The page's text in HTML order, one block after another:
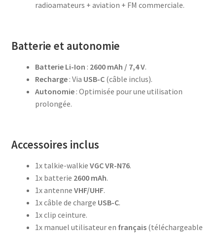
radioamateurs + aviation + FM commerciale.
Batterie et autonomie
Batterie Li-Ion : 2600 mAh / 7,4 V.
Recharge: Via USB-C(câble inclus).
Autonomie: Optimisée pour une utilisation
prolongée.
Accessoires inclus
1x talkie-walkie VGC VR-N76.
1x batterie 2600 mAh.
1x antenne VHF/UHF.
1x câble de charge USB-C.
1x clip ceinture.
1x manuel utilisateur en français(téléchargeable